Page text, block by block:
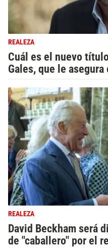
REALEZA
Cuál es el nuevo
Gales, que le
REALEZA
David Beckham será
de "caballero" por el